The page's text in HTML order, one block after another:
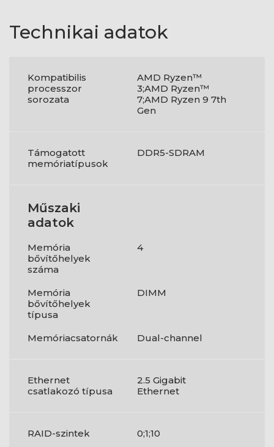
Technikai adatok
Kompatibilis
processzor
sorozata
AMD Ryzen™
3;AMD Ryzen™
7;AMD Ryzen 9 7th
Gen
Támogatott
memóriatípusok
DDR5-SDRAM
Műszaki
adatok
Memória
bővítőhelyek
száma
4
Memória
bővítőhelyek
típusa
DIMM
Memóriacsatornák Dual-channel
Ethernet
csatlakozó típusa
2.5 Gigabit
Ethernet
RAID-szintek 0;1;10